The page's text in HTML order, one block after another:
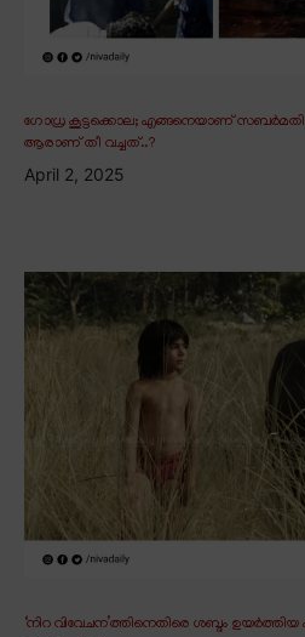
ഗോധ്ര കൂട്ടക്കൊല; എങ്ങനെയാണ് സബർമതി
ആരാണ് തീ വച്ചത്..?
April 2, 2025
‘നിറ വിവേചന’ത്തിനെതിരെ ശബ്ദം